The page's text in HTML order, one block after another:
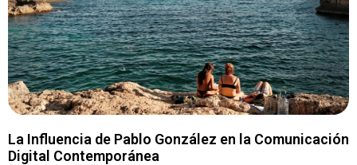
La Influencia de Pablo González en la Comunicación
Digital Contemporánea